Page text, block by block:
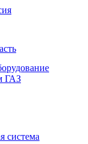
ГАЗ
система